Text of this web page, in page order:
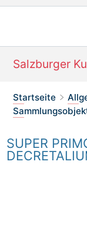
Salzburger
Sie befinden sich
Startseite >
SUPER